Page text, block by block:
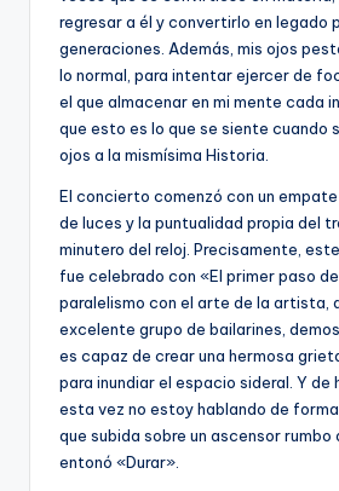
regresar a él y convertirlo en legado
generaciones. Además, mis ojos
lo normal, para intentar ejercer de
el que almacenar en mi mente cada
que esto es lo que se siente cuando
ojos a la mismísima Historia.
El concierto comenzó con un
de luces y la puntualidad propia del
minutero del reloj. Precisamente,
fue celebrado con «El primer paso de
paralelismo con el arte de la artista,
excelente grupo de bailarines,
es capaz de crear una hermosa
para inundiar el espacio sideral. Y de
esta vez no estoy hablando de
que subida sobre un ascensor rumbo
entonó «Durar».